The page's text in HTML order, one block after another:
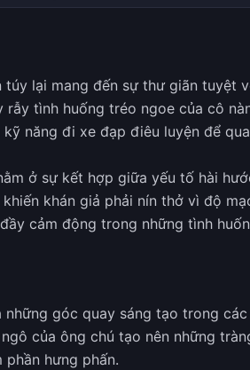
lại mang đến sự thư giãn tuyệt
tình huống tréo ngoe của cô
năng đi xe đạp điêu luyện để
ở sự kết hợp giữa yếu tố hài
khán giả phải nín thở vì độ
cảm động trong những tình
góc quay sáng tạo trong
của ông chú tạo nên những
hưng phấn.